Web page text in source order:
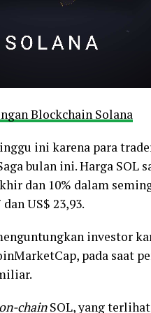
Blockchain Solana
ini karena para
bulan ini. Harga SOL
dan 10% dalam
US$ 23,93.
investor
pada saat
chainSOL, yang